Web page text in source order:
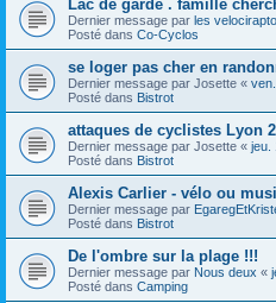
Lac de garde . famille
Dernier message par les
Posté dans Co-Cyclos
se loger pas cher en
Dernier message par Josette «
Posté dans Bistrot
attaques de cyclistes Lyon
Dernier message par Josette « jeu.
Posté dans Bistrot
Alexis Carlier - vélo ou
Dernier message par
Posté dans Bistrot
De l'ombre sur la plage !!!
Dernier message par Nous deux «
Posté dans Camping